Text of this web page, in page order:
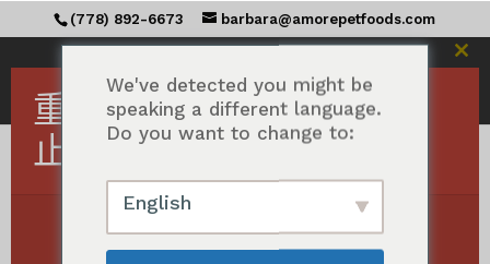
(778) 892-6673 barbara@amorepetfoods.com
We've detected you might be
speaking a different language.
Do you want to change to:
English
关
重要！美国订单暂时中
止。